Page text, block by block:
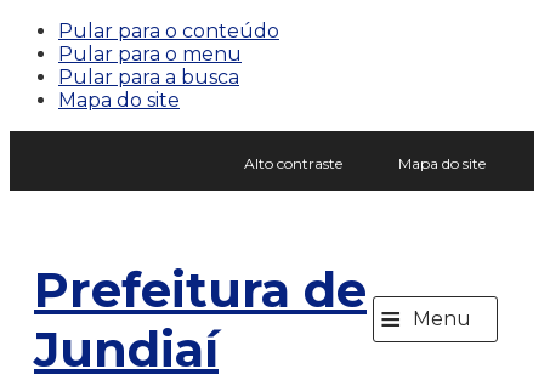
Pular para o conteúdo
Pular para o menu
Pular para a busca
Mapa do site
Alto contraste Mapa do site
Prefeitura de
Jundiaí
≡ Menu